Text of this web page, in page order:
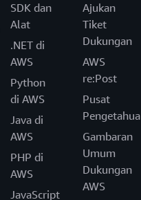
SDK dan
Alat
.NET di
AWS
Python
di AWS
Java di
AWS
PHP di
AWS
JavaScript
Ajukan
Tiket
Dukungan
AWS
re:Post
Pusat
Gambaran
Umum
Dukungan
AWS